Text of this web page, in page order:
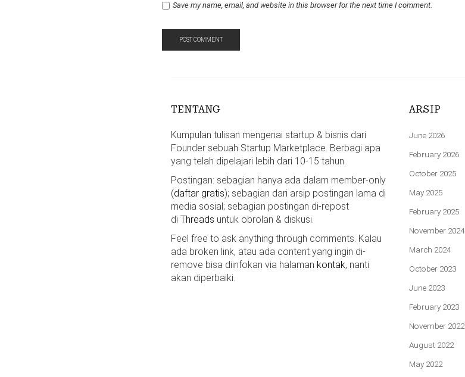
Save my name, email, and website in this browser for the next time I comment.
TENTANG
Kumpulan tulisan mengenai startup & bisnis dari
Founder sebuah Startup Marketplace. Berbagi apa
yang telah dipelajari lebih dari 10-15 tahun.
Postingan: sebagian hanya ada dalam member-only
(daftar gratis); sebagian dari arsip postingan lama di
media sosial; sebagian postingan di-repost
di Threads untuk obrolan & diskusi.
Feel free to ask anything through comments. Kalau
ada broken link, atau ada content yang ingin di-
remove bisa diinfokan via halaman kontak, nanti
akan diperbaiki.
ARSIP
June 2026
February 2026
October 2025
May 2025
February 2025
November 2024
March 2024
October 2023
June 2023
February 2023
November 2022
August 2022
May 2022